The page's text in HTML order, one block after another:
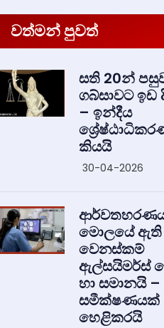
වත්මන් පුවත්
සති 20න්
ගබ්සාවට ඉඩ
– ඉන්දීය
කියයි
30-04-2026
මොලයේ
වෙනස්කම්
ඇල්සයිමර්ස්
හා සමානයි
සමීක්ෂණයක්
හෙළිකරයි